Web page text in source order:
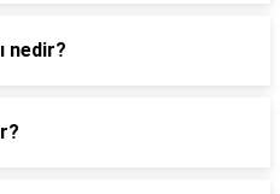
nedir?